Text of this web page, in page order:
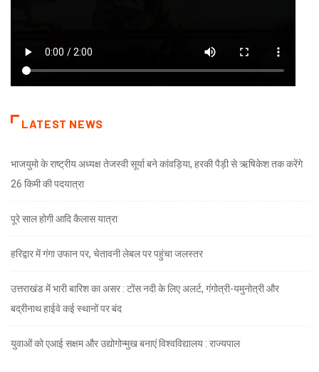
LATEST NEWS
भाजयुमो के राष्ट्रीय अध्यक्ष तेजस्वी सूर्या बने कांवड़िया, हरकी पैड़ी से ऋषिकेश तक करेंगे
26 किमी की पदयात्रा
पूरे साल होगी आदि कैलास यात्रा
हरिद्वार में गंगा उफान पर, चेतावनी लेबल पर पहुंचा जलस्तर
उत्तराखंड में भारी बारिश का असर : टोंस नदी के लिए अलर्ट, गंगोत्री-यमुनोत्री और
बद्रीनाथ हाईवे कई स्थानों पर बंद
युवाओं को एआई सक्षम और उद्योगोन्मुख बनाएं विश्वविद्यालय : राज्यपाल